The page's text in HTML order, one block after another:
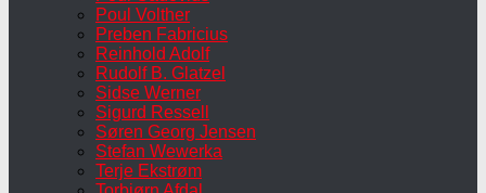
Poul Volther
Preben Fabricius
Reinhold Adolf
Rudolf B. Glatzel
Sidse Werner
Sigurd Ressell
Søren Georg Jensen
Stefan Wewerka
Terje Ekstrøm